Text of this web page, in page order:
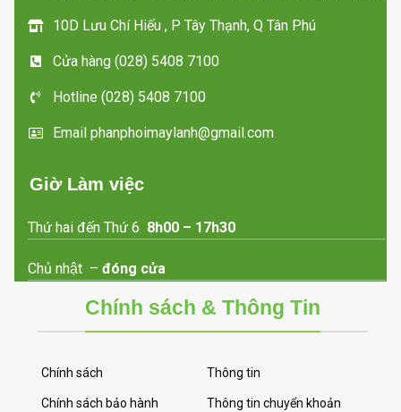
10D Lưu Chí Hiếu , P Tây Thạnh, Q Tân Phú
Cửa hàng (028) 5408 7100
Hotline (028) 5408 7100
Email phanphoimaylanh@gmail.com
Giờ Làm việc
Thứ hai đến Thứ 6 8h00 – 17h30
Chủ nhật –đóng cửa
Chính sách & Thông Tin
Chính sách
Chính sách bảo hành
Thông tin
Thông tin chuyển khoản